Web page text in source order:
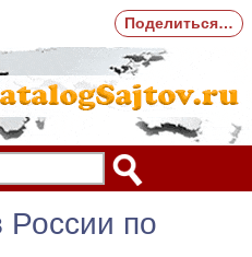
России по
Поделиться…